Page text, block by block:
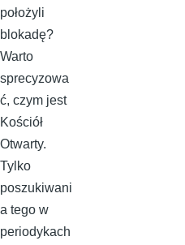
położyli
blokadę?
Warto
sprecyzowa
ć, czym jest
Kościół
Otwarty.
Tylko
poszukiwani
a tego w
periodykach